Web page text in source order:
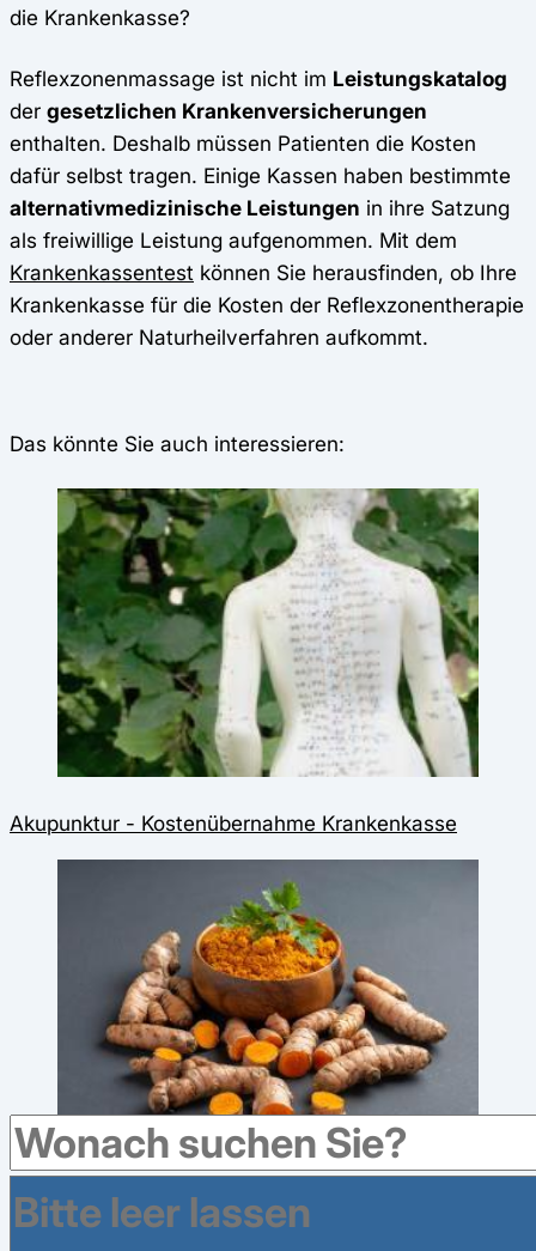
die Krankenkasse?
Reflexzonenmassage ist nicht im Leistungskatalog
der gesetzlichen Krankenversicherungen
enthalten. Deshalb müssen Patienten die Kosten
dafür selbst tragen. Einige Kassen haben bestimmte
alternativmedizinische Leistungen in ihre Satzung
als freiwillige Leistung aufgenommen. Mit dem
Krankenkassentest können Sie herausfinden, ob Ihre
Krankenkasse für die Kosten der Reflexzonentherapie
oder anderer Naturheilverfahren aufkommt.
Das könnte Sie auch interessieren:
Akupunktur - Kostenübernahme Krankenkasse
Kurkuma (Gelbwurz) - Alleskönner für Küche und
Gesundheit